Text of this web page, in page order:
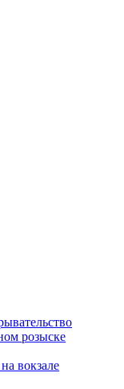
розыске
вокзале